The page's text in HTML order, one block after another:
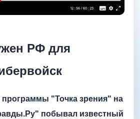
РФ для
"Точка зрения" на
побывал известный